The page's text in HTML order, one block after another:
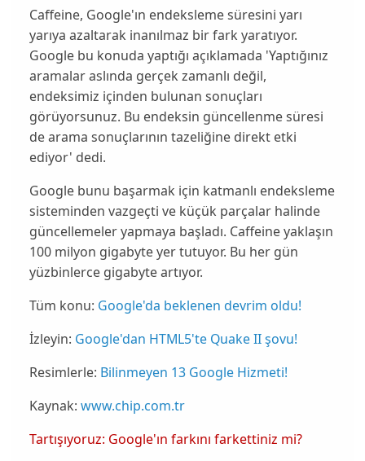
Caffeine, Google'ın endeksleme süresini yarı
yarıya azaltarak inanılmaz bir fark yaratıyor.
Google bu konuda yaptığı açıklamada 'Yaptığınız
aramalar aslında gerçek zamanlı değil,
endeksimiz içinden bulunan sonuçları
görüyorsunuz. Bu endeksin güncellenmesüresi
de arama sonuçlarının tazeliğine direkt etki
ediyor' dedi.
Google bunu başarmak için katmanlı endeksleme
sisteminden vazgeçti ve küçük parçalar halinde
güncellemeler yapmaya başladı. Caffeine yaklaşın
100 milyon gigabyte yer tutuyor. Bu her gün
yüzbinlerce gigabyte artıyor.
Tüm konu: Google'da beklenen devrim oldu!
İzleyin: Google'dan HTML5'te Quake II şovu!
Resimlerle: Bilinmeyen 13 Google Hizmeti!
Kaynak: www.chip.com.tr
Tartışıyoruz: Google'ın farkını farkettiniz mi?